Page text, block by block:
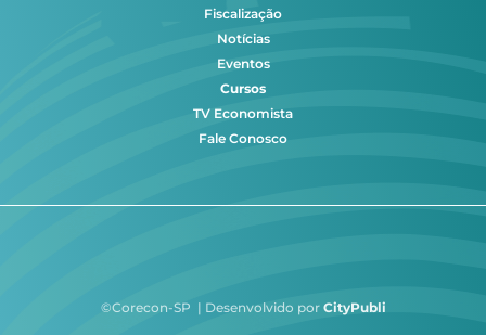
Fiscalização
Notícias
Eventos
Cursos
TV Economista
Fale Conosco
©Corecon-SP | Desenvolvido por CityPubli